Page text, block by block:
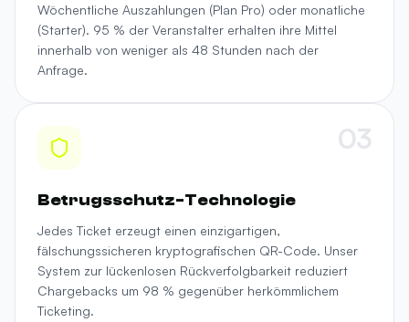
Wöchentliche Auszahlungen (Plan Pro) oder monatliche
(Starter). 95 % der Veranstalter erhalten ihre Mittel
innerhalb von weniger als 48 Stunden nach der
Anfrage.
03
Betrugsschutz-Technologie
Jedes Ticket erzeugt einen einzigartigen,
fälschungssicheren kryptografischen QR-Code. Unser
System zur lückenlosen Rückverfolgbarkeit reduziert
Chargebacks um 98 % gegenüber herkömmlichem
Ticketing.